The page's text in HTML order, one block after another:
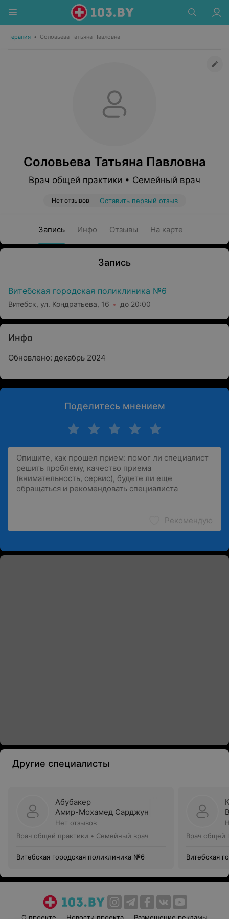
Терапия • Соловьева Татьяна Павловна
Соловьева Татьяна Павловна
Врач общей практики • Семейный врач
Нет отзывов Оставить первый отзыв
Запись Инфо Отзывы На карте
Запись
Витебская городская поликлиника №6
Витебск, ул. Кондратьева, 16 до 20:00
Инфо
Обновлено: декабрь 2024
Поделитесь мнением
Рекомендую
Другие специалисты
Абубакер
Амир-Мохамед Сарджун
Нет отзывов
Врач общей практики • Семейный врач
Витебская городская поликлиника №6
Врач общей
Витебская